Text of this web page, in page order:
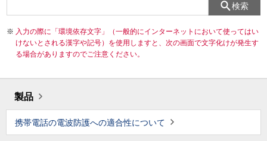
検索
入力の際に「環境依存文字」（一般的にインターネットにおいて使ってはい
けないとされる漢字や記号）を使用しますと、次の画面で文字化けが発生す
る場合がありますのでご注意ください。
製品
携帯電話の電波防護への適合性について